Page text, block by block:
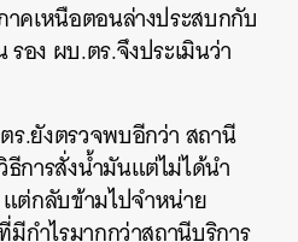
คเหนือตอนล่างประสบกกับ
ง ผบ.ตร.จึงประเมินว่า
.ยังตรวจพบอีกว่า สถานี
การสั่งน้ำมันแต่ไม่ได้นำ
ต่กลับข้ามไปจำหน่าย
กำไรมากกว่าสถานีบริการ